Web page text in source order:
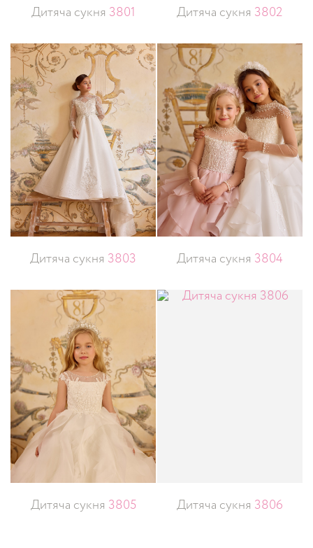
Дитяча сукня 3801 Дитяча сукня 3802
Дитяча сукня 3803 Дитяча сукня 3804
Дитяча сукня 3805 Дитяча сукня 3806